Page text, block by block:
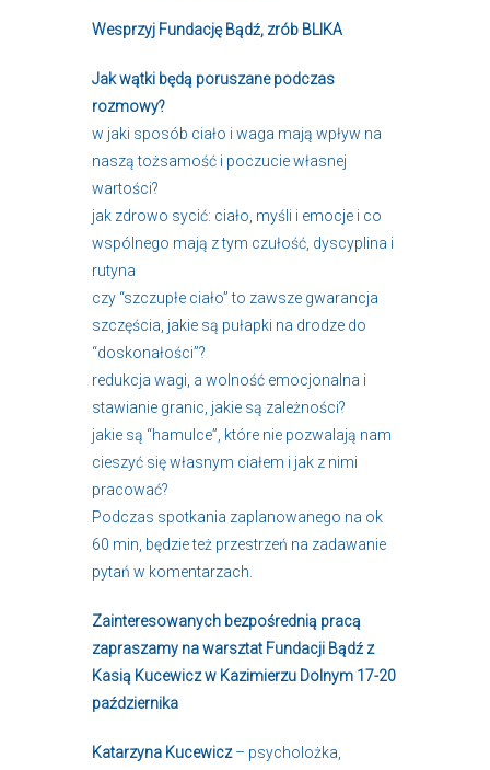
Wesprzyj Fundację Bądź, zrób BLIKA
Jak wątki będą poruszane podczas
rozmowy?
w jaki sposób ciało i waga mają wpływ na
naszą tożsamość i poczucie własnej
wartości?
jak zdrowo sycić: ciało, myśli i emocje i co
wspólnego mają z tym czułość, dyscyplina i
rutyna
czy “szczupłe ciało” to zawsze gwarancja
szczęścia, jakie są pułapki na drodze do
“doskonałości”?
redukcja wagi, a wolność emocjonalna i
stawianie granic, jakie są zależności?
jakie są “hamulce”, które nie pozwalają nam
cieszyć się własnym ciałem i jak z nimi
pracować?
Podczas spotkania zaplanowanego na ok
60 min, będzie też przestrzeń na zadawanie
pytań w komentarzach.
Zainteresowanych bezpośrednią pracą
zapraszamy na warsztat Fundacji Bądź z
Kasią Kucewicz w Kazimierzu Dolnym 17-20
października
Katarzyna Kucewicz– psycholożka,